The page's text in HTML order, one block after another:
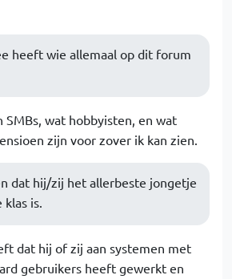
heeft wie allemaal op dit forum
SMBs, wat hobbyisten, en wat
zijn voor zover ik kan zien.
dat hij/zij het allerbeste jongetje
klas is.
dat hij of zij aan systemen met
gebruikers heeft gewerkt en